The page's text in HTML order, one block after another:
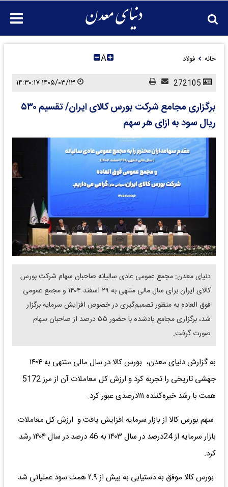
خانه فولاد A
برگزاری مجامع شرکت بورس کالای ایران/ تقسیم ۵۳۰
ریال سود به ازای هر سهم
دنیای معدن: مجمع عمومی عادی سالیانه صاحبان سهام شرکت بورس
کالای ایران برای سال مالی منتهی به ۲۹ اسفند ۱۴۰۴ و مجمع عمومی
فوق العاده به منظور تصمیم‌گیری در خصوص افزایش سرمایه برگزار
شد، برگزاری مجامع یادشده با حضور ۵۵ درصد از صاحبان سهام
صورت گرفت.
به گزارش دنیای معدن، بورس کالا در سال مالی منتهی به ۱۴۰۴
جهشی تاریخی را تجربه کرد و ارزش کل معاملات آن از مرز 5172
همت با رشد خیره‌کننده ۱۱۱درصدی عبور کرد.
سهم بورس کالا از بازار سرمایه افزایش یافت و ارزش کل معاملات
بازار سرمایه از 24درصد در سال ۱۴۰۳ به 46 درصد در سال ۱۴۰۴ رشد
کرد.
بورس کالا موفق به دستیابی به بیش از ۲.۹ همت سود عملیاتی شد